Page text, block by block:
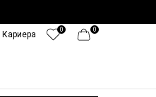
0
0
Кариера